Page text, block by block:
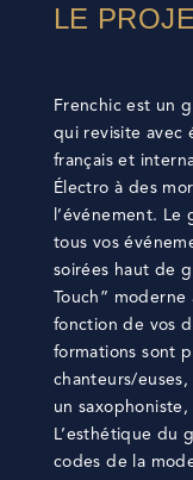
LE
Frenchic est un
qui revisite avec
français et
Électro à des
l’événement. Le
tous vos
soirées haut de
Touch”
fonction de vos
formations sont
chanteurs/
un
L’esthétique du
codes de la